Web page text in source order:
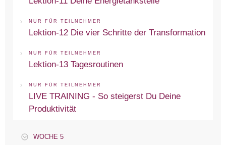
NUR FÜR TEILNEHMER
Lektion-12 Die vier Schritte der Transformation
NUR FÜR TEILNEHMER
Lektion-13 Tagesroutinen
NUR FÜR TEILNEHMER
LIVE TRAINING - So steigerst Du Deine
Produktivität
WOCHE 5